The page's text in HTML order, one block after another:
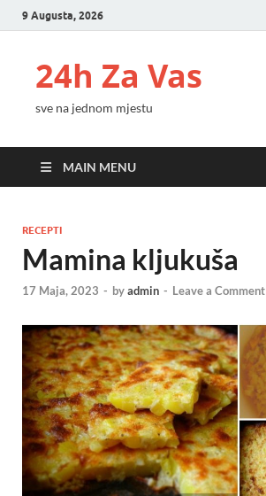
9 Augusta, 2026
24h Za Vas
sve na jednom mjestu
MAIN MENU
RECEPTI
Mamina kljukuša
17 Maja, 2023 - byadmin - Leave a Comment